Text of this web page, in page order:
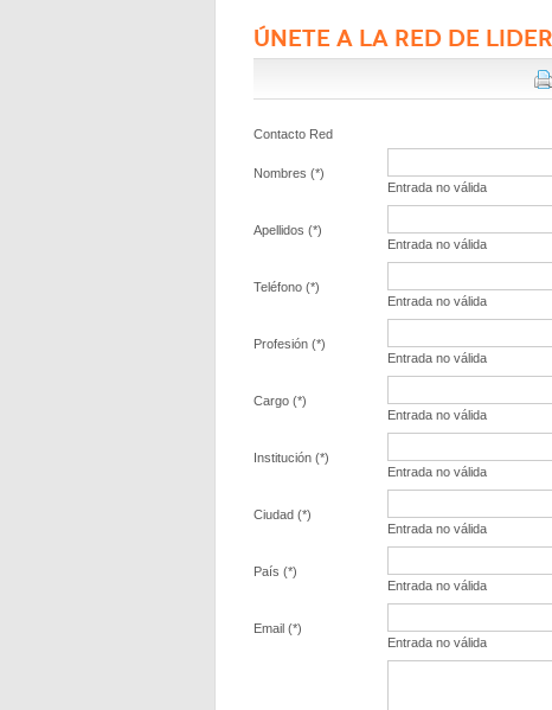
ÚNETE A LA RED DE
Contacto Red
Nombres (*)
Entrada no válida
Apellidos (*)
Entrada no válida
Teléfono (*)
Entrada no válida
Profesión (*)
Entrada no válida
Cargo (*)
Entrada no válida
Institución (*)
Entrada no válida
Ciudad (*)
Entrada no válida
País (*)
Entrada no válida
Email (*)
Entrada no válida